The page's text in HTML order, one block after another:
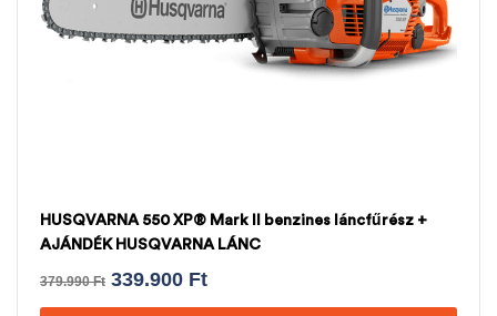
HUSQVARNA 550 XP® Mark II benzines láncfűrész +
AJÁNDÉK HUSQVARNA LÁNC
379.990Ft 339.900 Ft